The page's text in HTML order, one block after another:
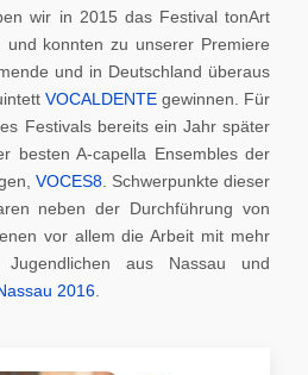
wir in 2015 das Festival tonArt
und konnten zu unserer Premiere
und in Deutschland überaus
VOCALDENTE gewinnen. Für
Festivals bereits ein Jahr später
besten A-capella Ensembles der
VOCES8. Schwerpunkte dieser
neben der Durchführung von
vor allem die Arbeit mit mehr
aus Nassau und
2016